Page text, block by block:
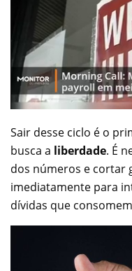
Sair desse ciclo é o
busca a liberdade. É
dos números e cortar
imediatamente para
dívidas que